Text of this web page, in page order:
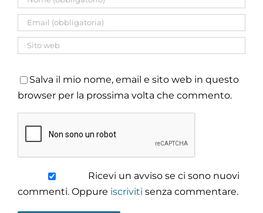
Salva il mio nome, email e sito web in questo
browser per la prossima volta che commento.
Ricevi un avviso se ci sono nuovi
commenti. Oppure iscriviti senza commentare.